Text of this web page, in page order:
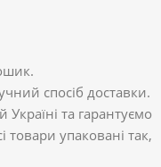
спосіб доставки.
та гарантуємо
товари упаковані так,